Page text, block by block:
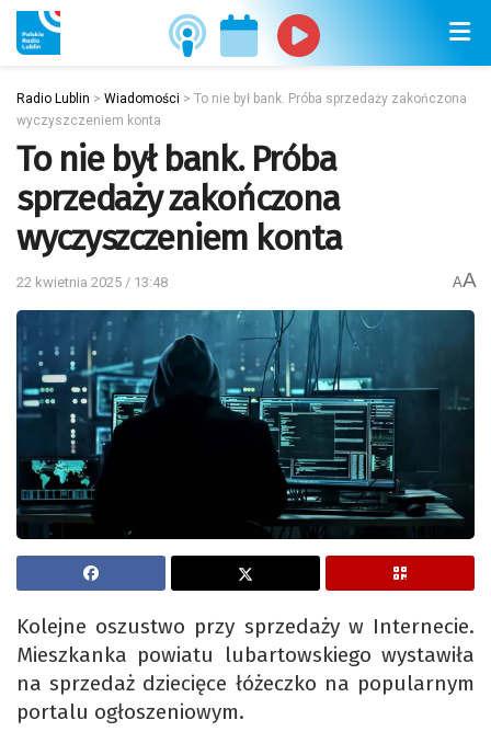
Radio Lublin > Wiadomości > To nie był bank. Próba sprzedaży zakończona
wyczyszczeniem konta
To nie był bank. Próba
sprzedaży zakończona
wyczyszczeniem konta
22 kwietnia 2025 / 13:48 AA
Kolejne oszustwo przy sprzedaży w Internecie.
Mieszkanka powiatu lubartowskiego wystawiła
na sprzedaż dziecięce łóżeczko na popularnym
portalu ogłoszeniowym.